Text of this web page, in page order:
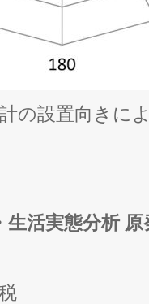
の設置向きに
生活実態分析 原